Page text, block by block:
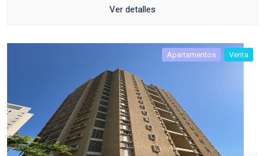
Ver detalles
Apartamentos Venta